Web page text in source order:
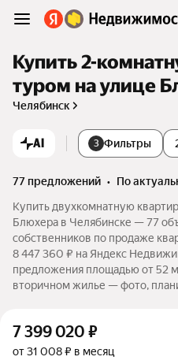
Купить 2-
туром на улице
Челябинск
AI 3 Фильтры
77 предложений •
по
Купить двухкомнатную
Блюхера в Челябинске — 77
собственников по продаже
8 447 360 ₽ на Яндекс
предложения площадью от 52
вторичном жилье — фото,
7 399 020 ₽
от 31 008 ₽ в месяц